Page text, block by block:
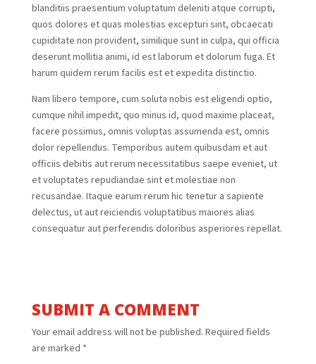
blanditiis praesentium voluptatum deleniti atque corrupti,
quos dolores et quas molestias excepturi sint, obcaecati
cupiditate non provident, similique sunt in culpa, qui officia
deserunt mollitia animi, id est laborum et dolorum fuga. Et
harum quidem rerum facilis est et expedita distinctio.
Nam libero tempore, cum soluta nobis est eligendi optio,
cumque nihil impedit, quo minus id, quod maxime placeat,
facere possimus, omnis voluptas assumenda est, omnis
dolor repellendus. Temporibus autem quibusdam et aut
officiis debitis aut rerum necessitatibus saepe eveniet, ut
et voluptates repudiandae sint et molestiae non
recusandae. Itaque earum rerum hic tenetur a sapiente
delectus, ut aut reiciendis voluptatibus maiores alias
consequatur aut perferendis doloribus asperiores repellat.
SUBMIT A COMMENT
Your email address will not be published. Required fields
are marked *